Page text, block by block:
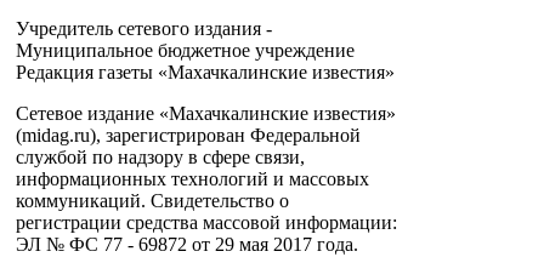
Учредитель сетевого издания -
Муниципальное бюджетное учреждение
Редакция газеты «Махачкалинские известия»
Сетевое издание «Махачкалинские известия»
(midag.ru), зарегистрирован Федеральной
службой по надзору в сфере связи,
информационных технологий и массовых
коммуникаций. Свидетельство о
регистрации средства массовой информации:
ЭЛ № ФС 77 - 69872 от 29 мая 2017 года.